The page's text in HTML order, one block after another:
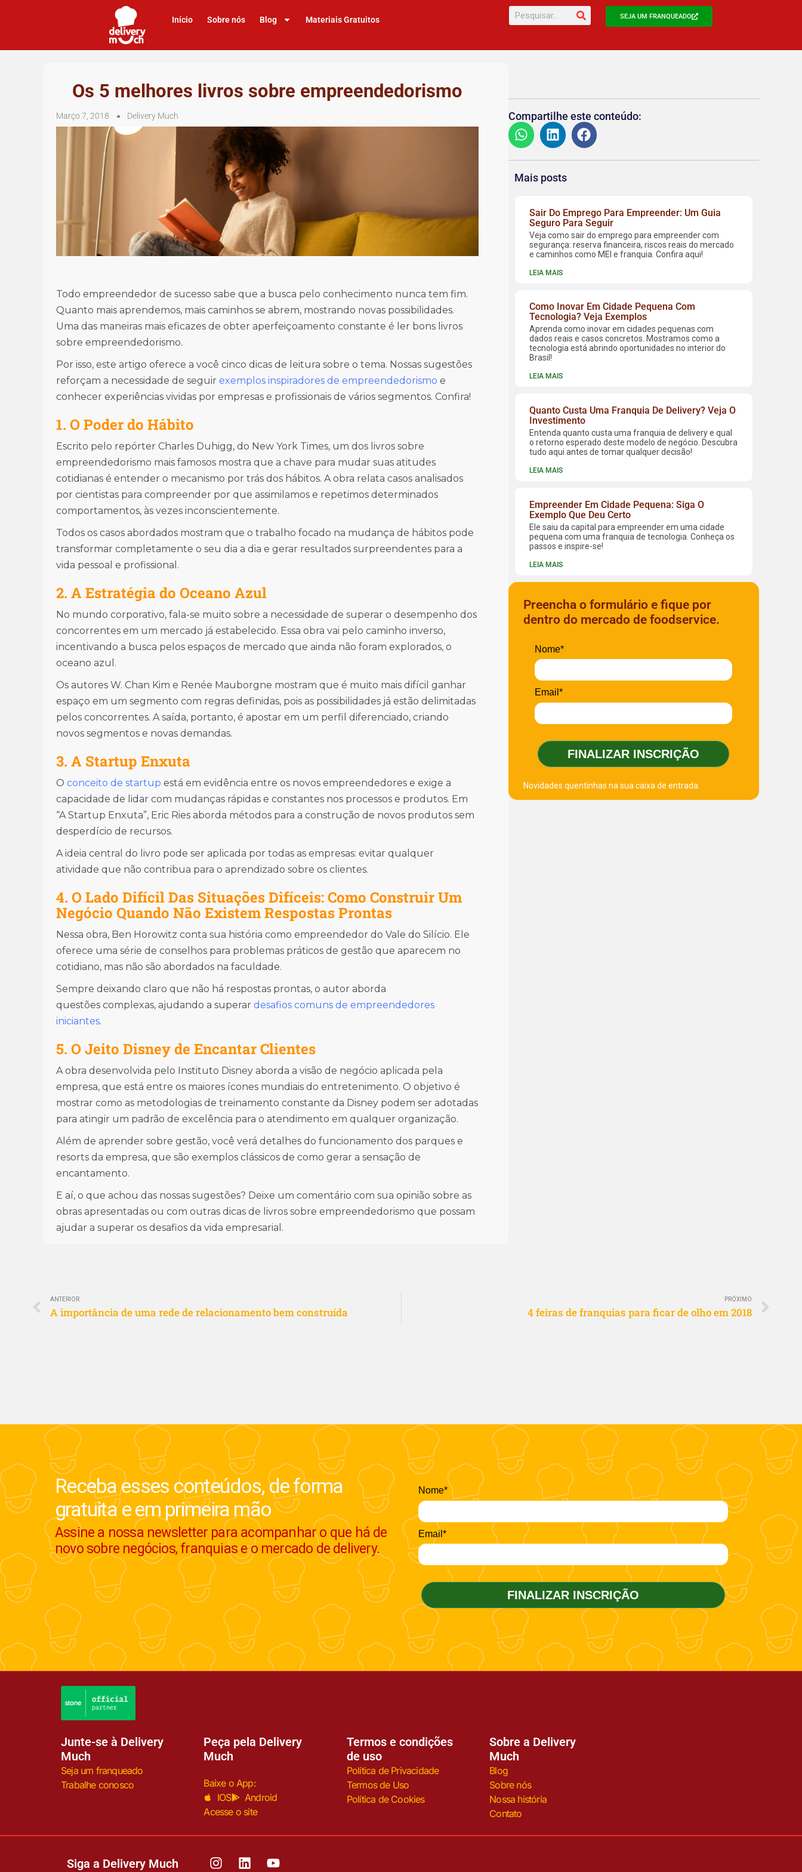
Início Sobre nós Blog Materiais Gratuitos SEJA UM FRANQUEADO
Os 5 melhores livros sobre empreendedorismo
Março 7, 2018 Delivery Much
Todo empreendedor de sucesso sabe que a busca pelo conhecimento nunca tem fim.
Quanto mais aprendemos, mais caminhos se abrem, mostrando novas possibilidades.
Uma das maneiras mais eficazes de obter aperfeiçoamento constante é ler bons livros
sobre empreendedorismo.
Por isso, este artigo oferece a você cinco dicas de leitura sobre o tema. Nossas sugestões
reforçam a necessidade de seguir exemplos inspiradores de empreendedorismo e
conhecer experiências vividas por empresas e profissionais de vários segmentos. Confira!
1. O Poder do Hábito
Escrito pelo repórter Charles Duhigg, do New York Times, um dos livros sobre
empreendedorismo mais famosos mostra que a chave para mudar suas atitudes
cotidianas é entender o mecanismo por trás dos hábitos. A obra relata casos analisados
por cientistas para compreender por que assimilamos e repetimos determinados
comportamentos, às vezes inconscientemente.
Todos os casos abordados mostram que o trabalho focado na mudança de hábitos pode
transformar completamente o seu dia a dia e gerar resultados surpreendentes para a
vida pessoal e profissional.
2. A Estratégia do Oceano Azul
No mundo corporativo, fala-se muito sobre a necessidade de superar o desempenho dos
concorrentes em um mercado já estabelecido. Essa obra vai pelo caminho inverso,
incentivando a busca pelos espaços de mercado que ainda não foram explorados, o
oceano azul.
Os autores W. Chan Kim e Renée Mauborgne mostram que é muito mais difícil ganhar
espaço em um segmento com regras definidas, pois as possibilidades já estão delimitadas
pelos concorrentes. A saída, portanto, é apostar em um perfil diferenciado, criando
novos segmentos e novas demandas.
3. A Startup Enxuta
O conceito de startup está em evidência entre os novos empreendedores e exige a
capacidade de lidar com mudanças rápidas e constantes nos processos e produtos. Em
“A Startup Enxuta”, Eric Ries aborda métodos para a construção de novos produtos sem
desperdício de recursos.
A ideia central do livro pode ser aplicada por todas as empresas: evitar qualquer
atividade que não contribua para o aprendizado sobre os clientes.
4. O Lado Difícil Das Situações Difíceis: Como Construir Um
Negócio Quando Não Existem Respostas Prontas
Nessa obra, Ben Horowitz conta sua história como empreendedor do Vale do Silício. Ele
oferece uma série de conselhos para problemas práticos de gestão que aparecem no
cotidiano, mas não são abordados na faculdade.
Sempre deixando claro que não há respostas prontas, o autor aborda
questões complexas, ajudando a superar desafios comuns de empreendedores
iniciantes.
5. O Jeito Disney de Encantar Clientes
A obra desenvolvida pelo Instituto Disney aborda a visão de negócio aplicada pela
empresa, que está entre os maiores ícones mundiais do entretenimento. O objetivo é
mostrar como as metodologias de treinamento constante da Disney podem ser adotadas
para atingir um padrão de excelência para o atendimento em qualquer organização.
Além de aprender sobre gestão, você verá detalhes do funcionamento dos parques e
resorts da empresa, que são exemplos clássicos de como gerar a sensação de
encantamento.
E aí, o que achou das nossas sugestões? Deixe um comentário com sua opinião sobre as
obras apresentadas ou com outras dicas de livros sobre empreendedorismo que possam
ajudar a superar os desafios da vida empresarial.
Compartilhe este conteúdo:
Mais posts
Sair Do Emprego Para Empreender: Um Guia
Seguro Para Seguir
Veja como sair do emprego para empreender com
segurança: reserva financeira, riscos reais do mercado
e caminhos como MEI e franquia. Confira aqui!
LEIA MAIS
Como Inovar Em Cidade Pequena Com
Tecnologia? Veja Exemplos
Aprenda como inovar em cidades pequenas com
dados reais e casos concretos. Mostramos como a
tecnologia está abrindo oportunidades no interior do
Brasil!
LEIA MAIS
Quanto Custa Uma Franquia De Delivery? Veja O
Investimento
Entenda quanto custa uma franquia de delivery e qual
o retorno esperado deste modelo de negócio. Descubra
tudo aqui antes de tomar qualquer decisão!
LEIA MAIS
Empreender Em Cidade Pequena: Siga O
Exemplo Que Deu Certo
Ele saiu da capital para empreender em uma cidade
pequena com uma franquia de tecnologia. Conheça os
passos e inspire-se!
LEIA MAIS
Preencha o formulário e fique por
dentro do mercado de foodservice.
Nome*
Email*
FINALIZAR INSCRIÇÃO
Novidades quentinhas na sua caixa de entrada.
ANTERIOR
A importância de uma rede de relacionamento bem construída
PRÓXIMO
4 feiras de franquias para ficar de olho em 2018
Receba esses conteúdos, de forma
gratuita e em primeira mão
Assine a nossa newsletter para acompanhar o que há de
novo sobre negócios, franquias e o mercado de delivery.
Nome*
Email*
FINALIZAR INSCRIÇÃO
Junte-se à Delivery
Much
Seja um franqueado
Trabalhe conosco
Peça pela Delivery
Much
Baixe o App:
IOS
Android
Acesse o site
Termos e condições
de uso
Política de Privacidade
Termos de Uso
Política de Cookies
Sobre a Delivery
Much
Blog
Sobre nós
Nossa história
Contato
Siga a Delivery Much